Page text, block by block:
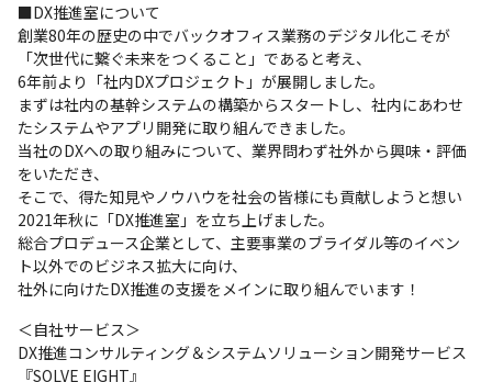
■DX推進室について
創業80年の歴史の中でバックオフィス業務のデジタル化こそが
「次世代に繋ぐ未来をつくること」であると考え、
6年前より「社内DXプロジェクト」が展開しました。
まずは社内の基幹システムの構築からスタートし、社内にあわせ
たシステムやアプリ開発に取り組んできました。
当社のDXへの取り組みについて、業界問わず社外から興味・評価
をいただき、
そこで、得た知見やノウハウを社会の皆様にも貢献しようと想い
2021年秋に「DX推進室」を立ち上げました。
総合プロデュース企業として、主要事業のブライダル等のイベン
ト以外でのビジネス拡大に向け、
社外に向けたDX推進の支援をメインに取り組んでいます！
＜自社サービス＞
DX推進コンサルティング＆システムソリューション開発サービス
『SOLVE EIGHT』